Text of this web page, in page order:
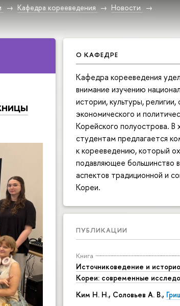
Кафедра корееведения
Новости
О КАФЕДРЕ
Кафедра корееведения
внимание изучению
истории, культуры, религии,
экономического и
Корейского полуострова. В
студентам предлагается
к корееведению, который
подавляющее большинство
аспектов традиционной и
Кореи.
ПУБЛИКАЦИИ
Книга
Источниковедение и
Кореи: современные
Ким Н. Н., Соловьев А. В.,